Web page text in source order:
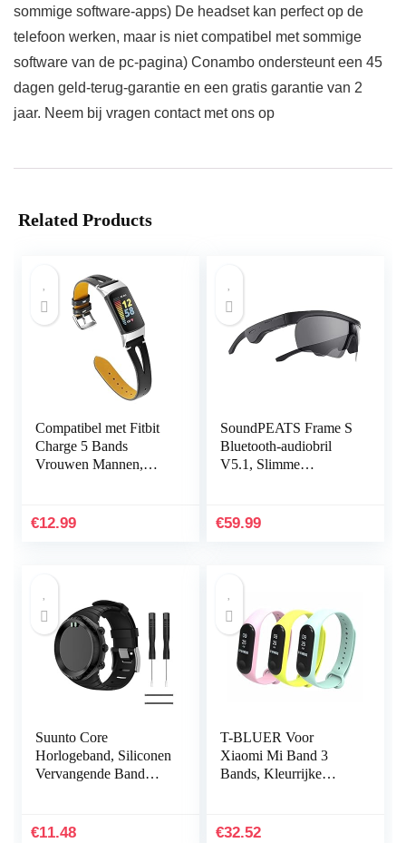
sommige software-apps) De headset kan perfect op de
telefoon werken, maar is niet compatibel met sommige
software van de pc-pagina) Conambo ondersteunt een 45
dagen geld-terug-garantie en een gratis garantie van 2
jaar. Neem bij vragen contact met ons op
Related Products
Compatibel met Fitbit
Charge 5 Bands
Vrouwen Mannen,
Horlogeband
€12.99
SoundPEATS Frame S
Bluetooth-audiobril
V5.1, Slimme
aptX HD-audio, 5 uur
€59.99
Suunto Core
Horlogeband, Siliconen
Vervangende Band
Horlogeband
€11.48
T-BLUER Voor
Xiaomi Mi Band 3
Bands, Kleurrijke
Mi Band 3/Mi Band 4
€32.52